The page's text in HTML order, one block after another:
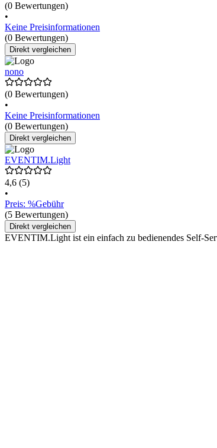
(0 Bewertungen)
•
Keine Preisinformationen
(0 Bewertungen)
Direkt vergleichen
nono
(0 Bewertungen)
•
Keine Preisinformationen
(0 Bewertungen)
Direkt vergleichen
EVENTIM.Light
4,6 (5)
•
Preis: %Gebühr
(5 Bewertungen)
Direkt vergleichen
EVENTIM.Light ist ein einfach zu bedienendes Self-